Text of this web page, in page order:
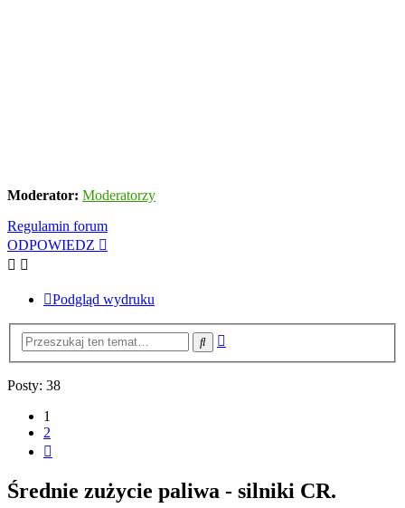
Moderator: Moderatorzy
Regulamin forum
ODPOWIEDZ
Podgląd wydruku
Szukaj
Posty: 38
1
2
Średnie zużycie paliwa - silniki CR.